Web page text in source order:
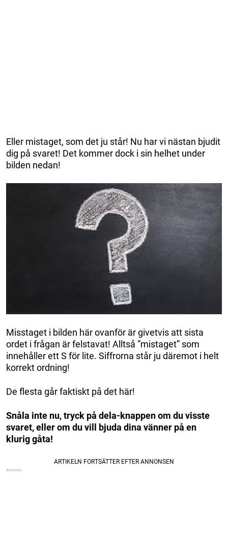
Eller mistaget, som det ju står! Nu har vi nästan bjudit
dig på svaret! Det kommer dock i sin helhet under
bilden nedan!
Misstaget i bilden här ovanför är givetvis att sista
ordet i frågan är felstavat! Alltså ”mistaget” som
innehåller ett S för lite. Siffrorna står ju däremot i helt
korrekt ordning!
De flesta går faktiskt på det här!
Snåla inte nu, tryck på dela-knappen om du visste
svaret, eller om du vill bjuda dina vänner på en
klurig gåta!